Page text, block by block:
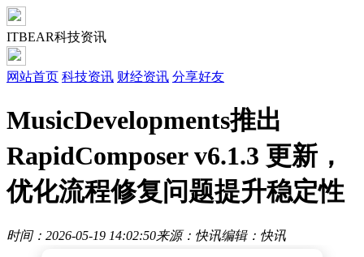
ITBEAR科技资讯
网站首页 科技资讯 财经资讯 分享好友
MusicDevelopments推出
RapidComposer v6.1.3 更新，
优化流程修复问题提升稳定性
时间：2026-05-19 14:02:50来源：快讯编辑：快讯